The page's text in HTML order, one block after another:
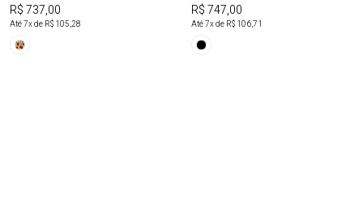
R$ 737,00
Até7x de R$ 105,28
R$ 747,00
Até7x de R$ 106,71